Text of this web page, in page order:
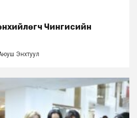
Чингисийн
Энхтуул